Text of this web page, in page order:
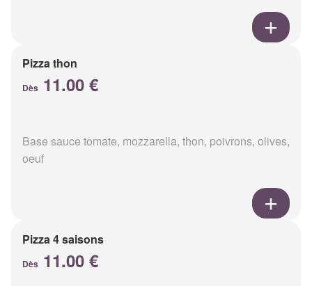
Pizza thon
Dès 11.00 €
Base sauce tomate, mozzarella, thon, poivrons, olives,
oeuf
Pizza 4 saisons
Dès 11.00 €